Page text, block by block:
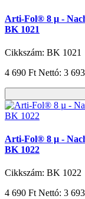
Arti-Fol® 8 µ -
BK 1021
Cikkszám: BK 1021
4 690 Ft Nettó: 3
Arti-Fol® 8 µ -
BK 1022
Cikkszám: BK 1022
4 690 FtNettó: 3